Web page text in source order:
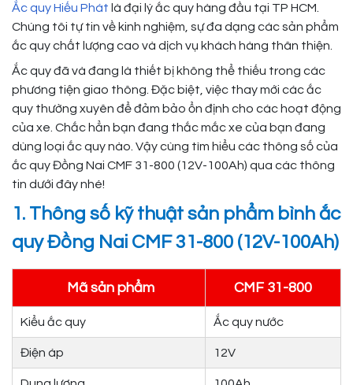
Ắc quy Hiếu Phát là đại lý ắc quy hàng đầu tại TP HCM.
Chúng tôi tự tin về kinh nghiệm, sự đa dạng các sản phẩm
ắc quy chất lượng cao và dịch vụ khách hàng thân thiện.
Ắc quy đã và đang là thiết bị không thể thiếu trong các
phương tiện giao thông. Đặc biệt, việc thay mới các ắc
quy thường xuyên để đảm bảo ổn định cho các hoạt động
của xe. Chắc hẳn bạn đang thắc mắc xe của bạn đang
dùng loại ắc quy nào. Vậy cùng tìm hiểu các thông số của
ắc quy Đồng Nai CMF 31-800 (12V-100Ah) qua các thông
tin dưới đây nhé!
1. Thông số kỹ thuật sản phẩm bình ắc
quy Đồng Nai CMF 31-800 (12V-100Ah)
Mã sản phẩm CMF 31-800
Kiểu ắc quy Ắc quy nước
Điện áp 12V